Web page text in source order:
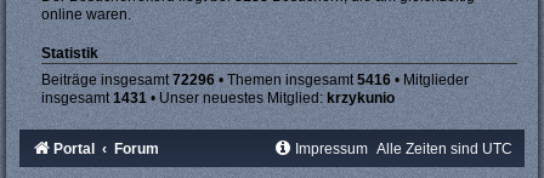
online waren.
Statistik
Beiträge insgesamt72296• Themen insgesamt5416 • Mitglieder
insgesamt1431 • Unser neuestes Mitglied: krzykunio
Portal Forum Alle Zeiten sind UTC
Impressum